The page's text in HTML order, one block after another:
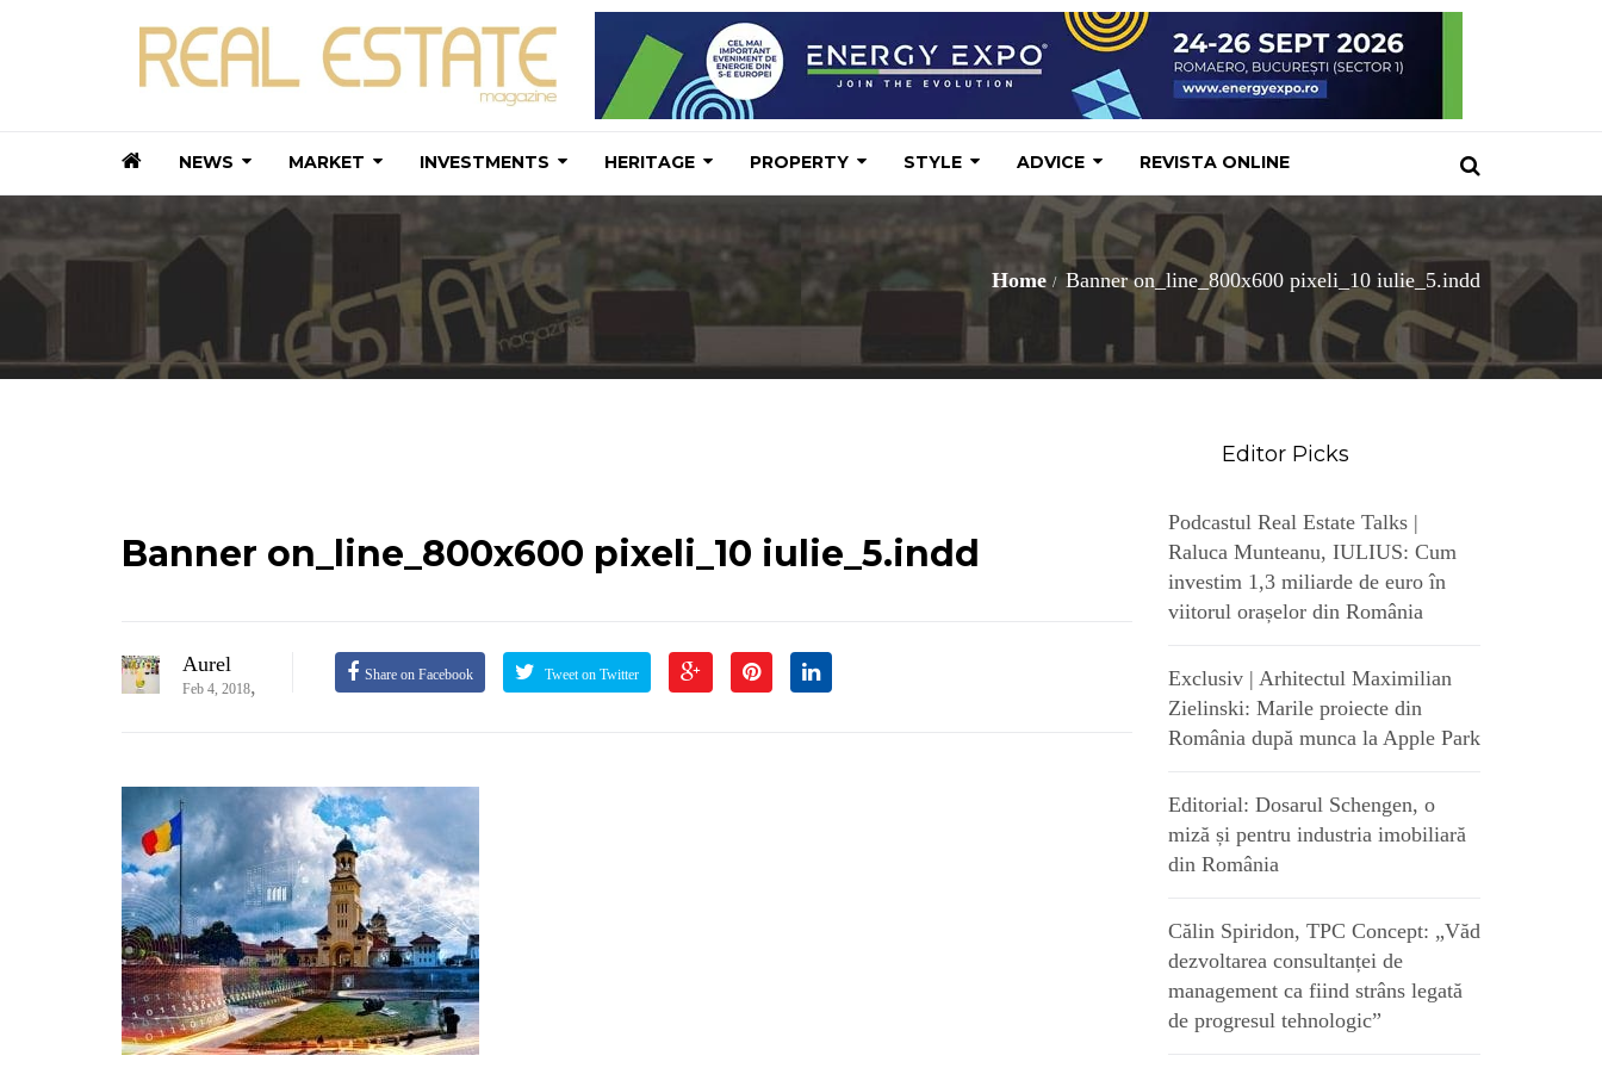
NEWS MARKET INVESTMENTS HERITAGE PROPERTY STYLE ADVICE REVISTA ONLINE
Home Banner on_line_800x600 pixeli_10 iulie_5.indd
Banner on_line_800x600 pixeli_10 iulie_5.indd
Aurel
Feb 4, 2018, Share on Facebook Tweet on Twitter
Editor Picks
Podcastul Real Estate Talks |
Raluca Munteanu, IULIUS: Cum
investim 1,3 miliarde de euro în
viitorul orașelor din România
Exclusiv | Arhitectul Maximilian
Zielinski: Marile proiecte din
România după munca la Apple Park
Editorial: Dosarul Schengen, o
miză și pentru industria imobiliară
din România
Călin Spiridon, TPC Concept: „Văd
dezvoltarea consultanței de
management ca fiind strâns legată
de progresul tehnologic”